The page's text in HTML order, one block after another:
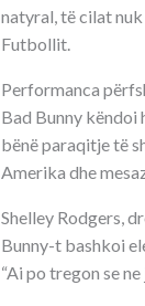
natyral, të cilat
Futbollit.
Performanca
Bad Bunny këndoi
bënë paraqitje të
Amerika dhe
Shelley Rodgers,
Bunny-t bashkoi
“Ai po tregon se